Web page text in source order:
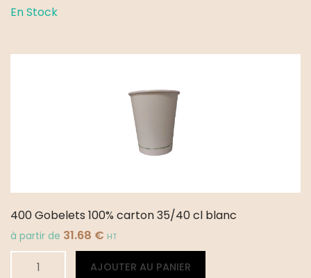
Gobelets
35/40
En Stock
400 Gobelets 100% carton 35/40 cl blanc
à partir de 31.68 € HT
AJOUTER AU PANIER
Alternative: